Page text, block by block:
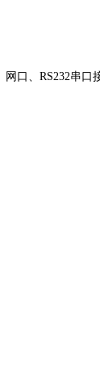
口、RS232串口